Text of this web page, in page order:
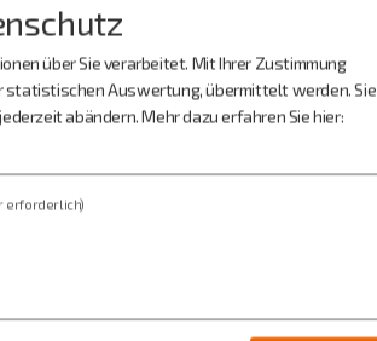
über Sie verarbeitet. Mit Ihrer Zustimmung
statistischen Auswertung, übermittelt werden. Sie
abändern. Mehr dazu erfahren Sie hier:
erforderlich)